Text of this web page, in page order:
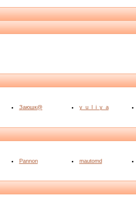
Заюшк@ y_u_l_i_y_a
Pannon mautomd